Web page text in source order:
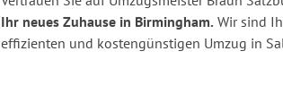
Ihr neues Zuhause in Birmingham. Wir sind
effizienten und kostengünstigen Umzug in